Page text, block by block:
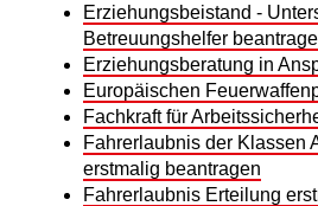
Erziehungsbeistand -
Betreuungshelfer
Erziehungsberatung in
Europäischen
Fachkraft für
Fahrerlaubnis der Klassen
erstmalig beantragen
Fahrerlaubnis Erteilung